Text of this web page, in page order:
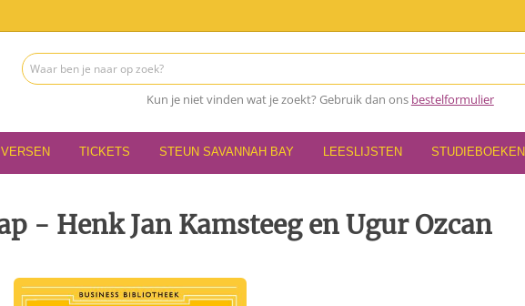
Kun je niet vinden wat je zoekt? Gebruik dan ons bestelformulier
TICKETS STEUN SAVANNAH BAY LEESLIJSTEN STUDIEBOEKEN
- Henk Jan Kamsteeg en Ugur Ozcan